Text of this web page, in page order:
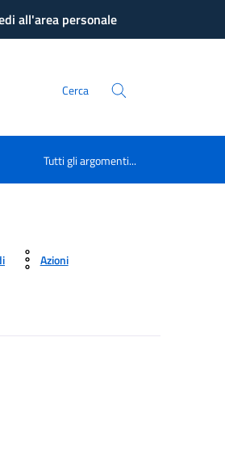
all'area personale
Cerca
Tutti gli argomenti...
Azioni